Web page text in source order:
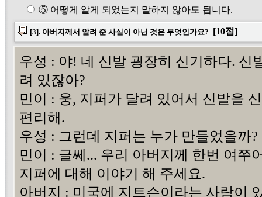
⑤ 어떻게 알게 되었는지 말하지 않아도 됩니다.
[3]. 아버지께서 알려 준 사실이 아닌 것은 무엇인가요? [10점]
우성 : 야! 네 신발 굉장히 신기하다. 신
려 있잖아?
민이 : 웅, 지퍼가 달려 있어서 신발을
편리해.
우성 : 그런데 지퍼는 누가 만들었을까?
민이 : 글쎄... 우리 아버지께 한번 여쭈
지퍼에 대해 이야기 해 주세요.
아버지 : 미국에 지트슨이라는 사람이